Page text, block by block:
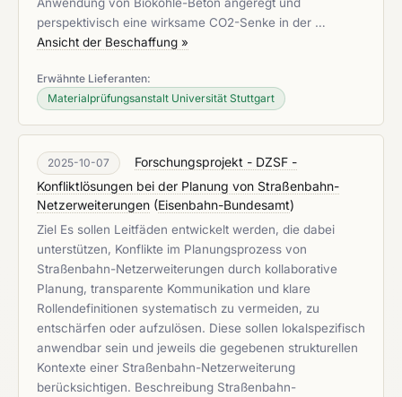
perspektivisch eine wirksame CO2-Senke in der …
Ansicht der Beschaffung »
Erwähnte Lieferanten:
Materialprüfungsanstalt Universität Stuttgart
2025-10-07
Forschungsprojekt - DZSF -
Konfliktlösungen bei der Planung von Straßenbahn-
Netzerweiterungen (Eisenbahn-Bundesamt)
Ziel Es sollen Leitfäden entwickelt werden, die dabei
unterstützen, Konflikte im Planungsprozess von
Straßenbahn-Netzerweiterungen durch kollaborative
Planung, transparente Kommunikation und klare
Rollendefinitionen systematisch zu vermeiden, zu
entschärfen oder aufzulösen. Diese sollen lokalspezifisch
anwendbar sein und jeweils die gegebenen strukturellen
Kontexte einer Straßenbahn-Netzerweiterung
berücksichtigen. Beschreibung Straßenbahn-